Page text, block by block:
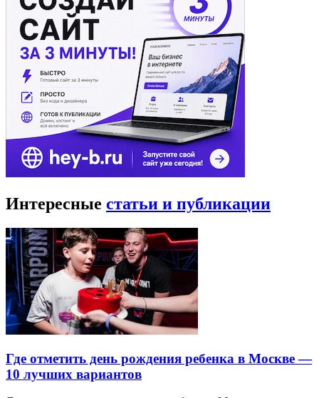
Интересные статьи и публикации
Где отметить день рождения ребенка в Москве —
10 лучших вариантов